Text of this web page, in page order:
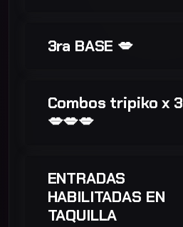
3ra BASE 💋
Combos tripiko x 3
💋💋💋
ENTRADAS
HABILITADAS EN
TAQUILLA